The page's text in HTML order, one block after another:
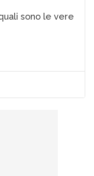
sono le vere